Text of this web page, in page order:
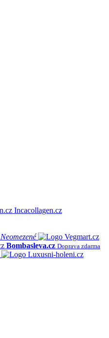
Incacollagen.cz
Neomezené
Bombasleva.cz Doprava zdarma